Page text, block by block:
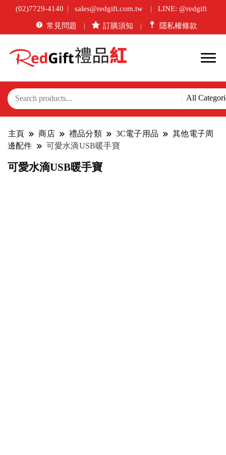
(02)7729-4140 sales@redgift.com.tw LINE: @redgift
常見問題 訂購須知 隱私權條款
主頁 商店 禮品分類 3C電子用品
其他電子周
邊配件
可愛水滴USB暖手寶
可愛水滴USB暖手寶